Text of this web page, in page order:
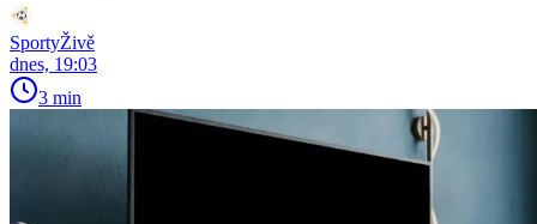
SportyŽivě
dnes, 19:03
3 min